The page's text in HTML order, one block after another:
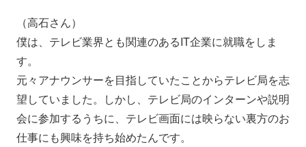
（高石さん）
僕は、テレビ業界とも関連のあるIT企業に就職をしま
す。
元々アナウンサーを目指していたことからテレビ局を志
望していました。しかし、テレビ局のインターンや説明
会に参加するうちに、テレビ画面には映らない裏方のお
仕事にも興味を持ち始めたんです。